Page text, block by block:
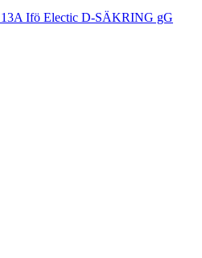
Ifö Electic D-SÄKRING gG